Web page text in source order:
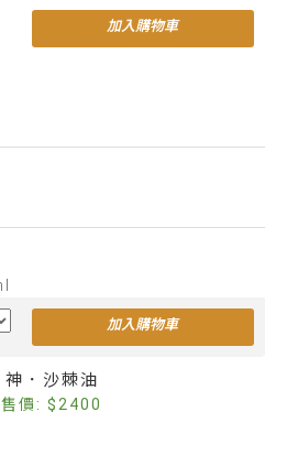
加入購物車
加入購物車
神．沙棘油
售價: $2400